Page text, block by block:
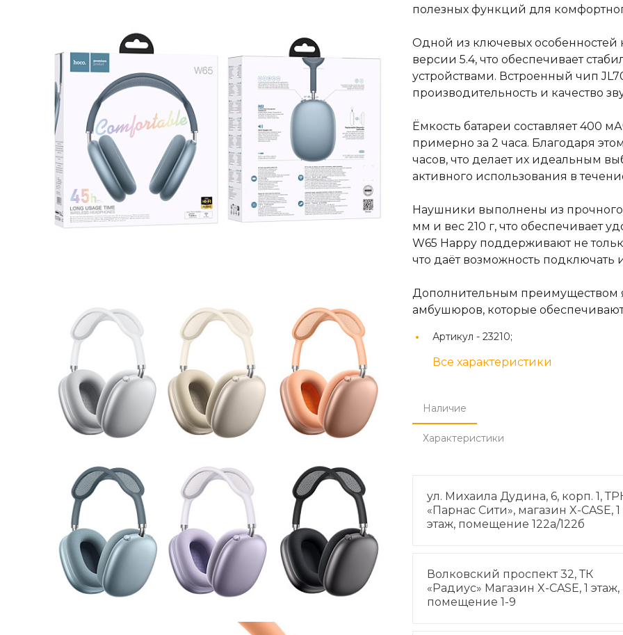
полезных функций для
Одной из ключевых
версии 5.4, что обеспечивает
устройствами. Встроенный чип
производительность и качество
Ёмкость батареи составляет 400
примерно за 2 часа. Благодаря
часов, что делает их идеальным
активного использования в
Наушники выполнены из прочного
мм и вес 210 г, что обеспечивает
W65 Happy поддерживают не
что даёт возможность подключать
Дополнительным преимуществом
амбушюров, которые
Артикул - 23210;
Все характеристики
Наличие
Характеристики
ул. Михаила Дудина, 6, корп. 1,
«Парнас Сити», магазин X-CASE, 1
этаж, помещение 122а/122б
Волковский проспект 32, ТК
«Радиус» Магазин X-CASE, 1 этаж,
помещение 1-9